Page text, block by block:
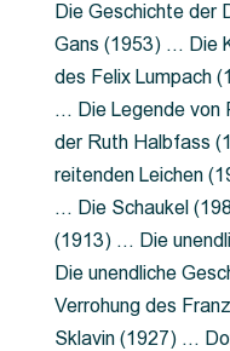
Die Geschichte der
Gans (1953) … Die
des Felix Lumpach
… Die Legende von
der Ruth Halbfass
reitenden Leichen
… Die Schaukel
(1913) … Die
Die unendliche
Verrohung des
Sklavin (1927) …